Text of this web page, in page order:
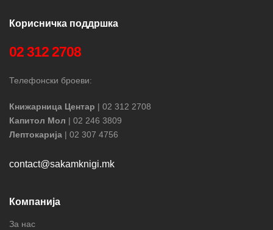
Корисничка поддршка
02 312 2708
Телефонски броеви:
Книжарница Центар | 02 312 2708
Капитол Мол | 02 246 3809
Лептокарија | 02 307 4756
contact@sakamknigi.mk
Компанија
За нас